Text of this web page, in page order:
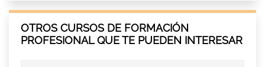
OTROS CURSOS DE FORMACIÓN
PROFESIONAL QUE TE PUEDEN INTERESAR